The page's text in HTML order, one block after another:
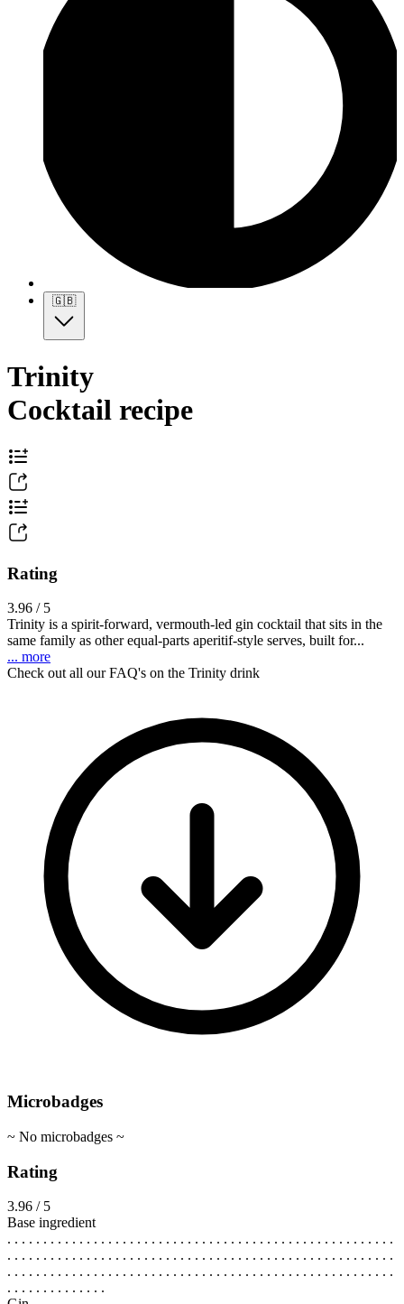
🇬🇧
Trinity
Cocktail recipe
Rating
3.96 / 5
Trinity is a spirit-forward, vermouth-led gin cocktail that sits in the
same family as other equal-parts aperitif-style serves, built for...
... more
Check out all our FAQ's on the Trinity drink
Microbadges
~ No microbadges ~
Rating
3.96 / 5
Base ingredient
. . . . . . . . . . . . . . . . . . . . . . . . . . . . . . . . . . . . . . . . . . . . . . . . . . . . . .
. . . . . . . . . . . . . . . . . . . . . . . . . . . . . . . . . . . . . . . . . . . . . . . . . . . . . .
. . . . . . . . . . . . . . . . . . . . . . . . . . . . . . . . . . . . . . . . . . . . . . . . . . . . . .
. . . . . . . . . . . . . .